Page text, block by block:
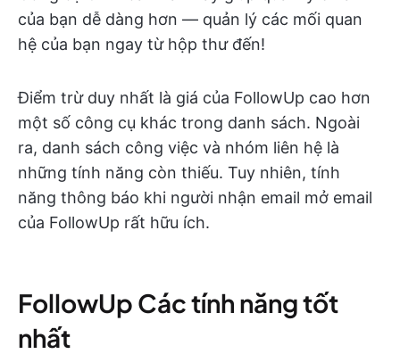
của bạn dễ dàng hơn — quản lý các mối quan
hệ của bạn ngay từ hộp thư đến!
Điểm trừ duy nhất là giá của FollowUp cao hơn
một số công cụ khác trong danh sách. Ngoài
ra, danh sách công việc và nhóm liên hệ là
những tính năng còn thiếu. Tuy nhiên, tính
năng thông báo khi người nhận email mở email
của FollowUp rất hữu ích.
FollowUp Các tính năng tốt
nhất